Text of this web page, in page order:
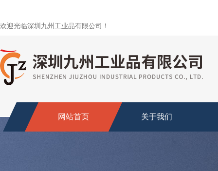
欢迎光临深圳九州工业品有限公司！
网站首页 关于我们